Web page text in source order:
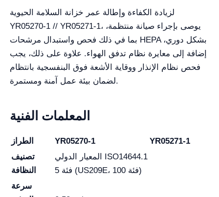
لزيادة الكفاءة وإطالة عمر خزانة السلامة الحيوية
YR05270-1 // YR05271-1، يوصى بإجراء صيانة منتظمة،
بما في ذلك فحص واستبدال مرشحات HEPA بشكل دوري،
إضافة إلى معايرة نظام تدفق الهواء. علاوة على ذلك، يجب
فحص نظام الإنذار ووقاية الأشعة فوق البنفسجية بانتظام
لضمان بيئة عمل آمنة ومستمرة.
المعلمات الفنية
الطراز YR05270-1
YR05271-1
تصنيف
النظافة
المعيار الدولي ISO14644.1
فئة 5 (US209E، فئة 100)
سرعة